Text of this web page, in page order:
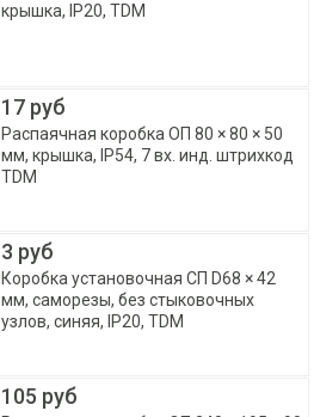
крышка, IP20, TDM
17 руб
Распаячная коробка ОП 80 × 80 × 50
мм, крышка, IP54, 7 вх. инд. штрихкод
TDM
3 руб
Коробка установочная СП D68 × 42
мм, саморезы, без стыковочных
узлов, синяя, IP20, TDM
105 руб